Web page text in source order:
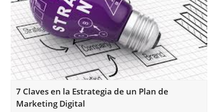
7 Claves en la Estrategia de un Plan de
Marketing Digital